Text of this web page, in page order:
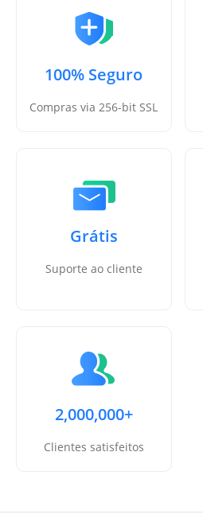
100% Seguro
Compras via 256-bit SSL
Grátis
Suporte ao cliente
2,000,000+
Clientes satisfeitos